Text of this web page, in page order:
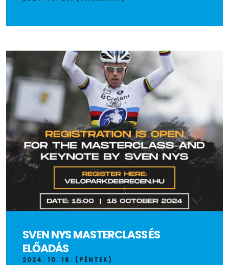
SVEN NYS MASTERCLASS ÉS
ELŐADÁS
2024. 10. 18. (PÉNTEK)